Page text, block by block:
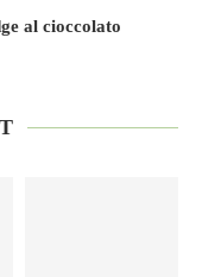
al cioccolato